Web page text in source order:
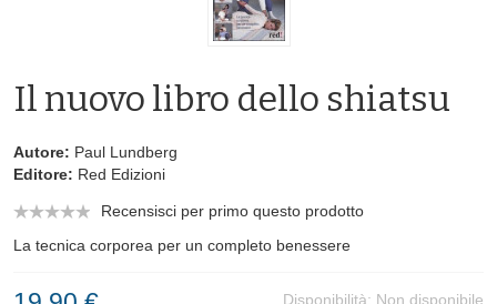
Il nuovo libro dello shiatsu
Autore: Paul Lundberg
Editore: Red Edizioni
Recensisci per primo questo prodotto
La tecnica corporea per un completo benessere
Disponibilità: Non disponibile